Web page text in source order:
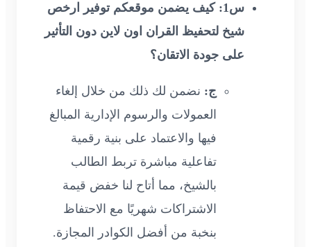
س1: كيف يضمن موقعكم توفير ارخص
شيخ لتحفيظ القران اون لاين دون التأثير
على جودة الاتقان؟
ج: نضمن لك ذلك من خلال إلغاء
العمولات والرسوم الإدارية المبالغ
فيها والاعتماد على بنية رقمية
تفاعلية مباشرة تربط الطالب
بالشيخ، مما أتاح لنا خفض قيمة
الاشتراكات شهريًا مع الاحتفاظ
بنخبة من أفضل الكوادر المجازة.